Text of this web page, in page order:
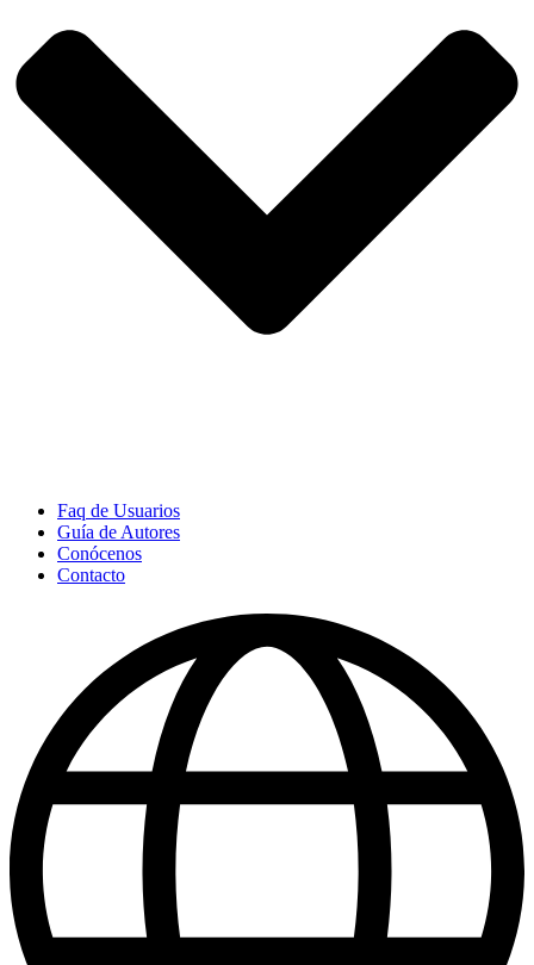
Faq de Usuarios
Guía de Autores
Conócenos
Contacto